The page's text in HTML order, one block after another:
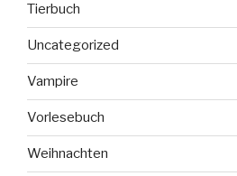
Tierbuch
Uncategorized
Vampire
Vorlesebuch
Weihnachten